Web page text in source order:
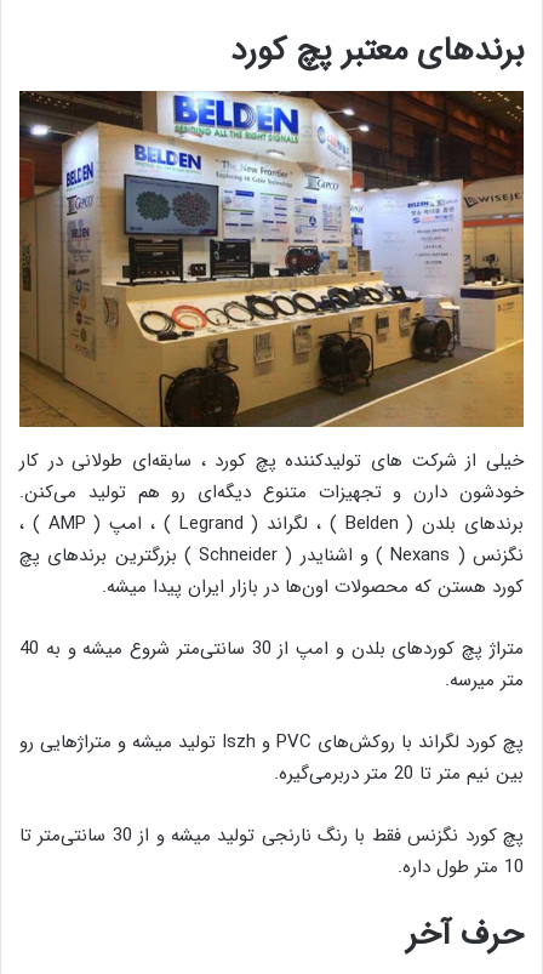
برندهای معتبر پچ کورد
خیلی از شرکت های تولیدکننده پچ کورد ، سابقه‌ای طولانی در کار
خودشون دارن و تجهیزات متنوع دیگه‌ای رو هم تولید می‌کنن.
برندهای بلدن ( Belden ) ، لگراند ( Legrand ) ، امپ ( AMP ) ،
نگزنس ( Nexans ) و اشنایدر ( Schneider ) بزرگترین برندهای پچ
کورد هستن که محصولات اون‌ها در بازار ایران پیدا میشه.
متراژ پچ کوردهای بلدن و امپ از 30 سانتی‌متر شروع میشه و به 40
متر میرسه.
پچ کورد لگراند با روکش‌های PVC و Iszh تولید میشه و متراژهایی رو
بین نیم متر تا 20 متر دربرمی‌گیره.
پچ کورد نگزنس فقط با رنگ نارنجی تولید میشه و از 30 سانتی‌متر تا
10 متر طول داره.
حرف آخر